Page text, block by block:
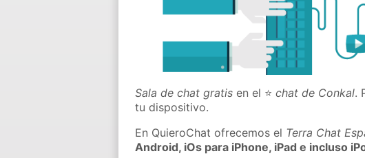
Sala de chat gratis en el ⭐chat de Conkal.
tu dispositivo.
En QuieroChat ofrecemos el Terra Chat
Android, iOs para iPhone, iPad e incluso